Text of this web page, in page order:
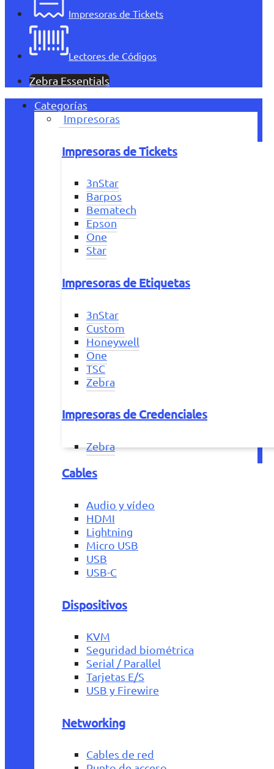
Impresoras de Tickets
Lectores de Códigos
Zebra Essentials
Categorías
Impresoras
Impresoras de Tickets
3nStar
Barpos
Bematech
Epson
One
Star
Impresoras de Etiquetas
3nStar
Custom
Honeywell
One
TSC
Zebra
Impresoras de Credenciales
Zebra
Cables
Audio y vídeo
HDMI
Lightning
Micro USB
USB
USB-C
Dispositivos
KVM
Seguridad biométrica
Serial / Parallel
Tarjetas E/S
USB y Firewire
Networking
Cables de red